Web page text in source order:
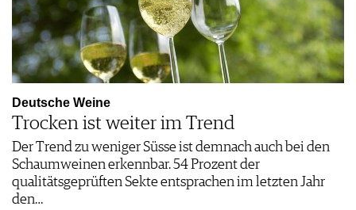
Deutsche Weine
Trocken ist weiter im Trend
Der Trend zu weniger Süsse ist demnach auch bei den
Schaumweinen erkennbar. 54 Prozent der
qualitätsgeprüften Sekte entsprachen im letzten Jahr
den…